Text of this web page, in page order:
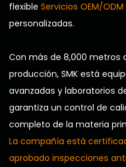
flexible Servicios OEM/ODM
personalizadas.
Con más de 8,000 metros
producción, SMK está
avanzadas y laboratorios
garantiza un control de
completo de la materia
La compañía está
aprobado inspecciones